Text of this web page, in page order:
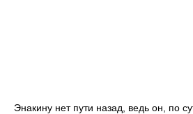
Энакину нет пути назад, ведь он, по